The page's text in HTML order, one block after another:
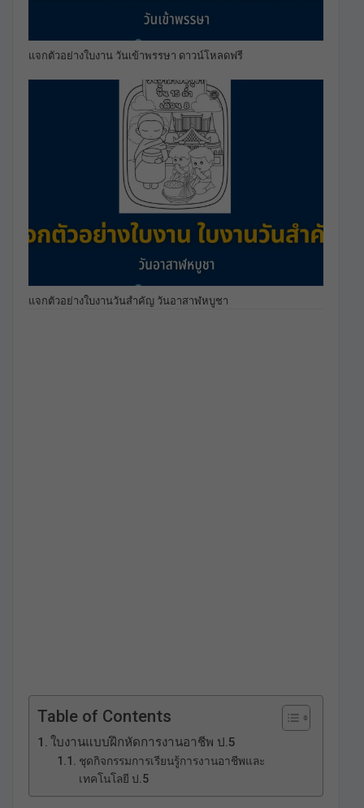
แจกตัวอย่างใบงาน วันเข้าพรรษา ดาวน์โหลดฟรี
แจกตัวอย่างใบงานวันสำคัญ วันอาสาฬหบูชา
Table of Contents
ใบงานแบบฝึกหัดการงานอาชีพ ป.5
ชุดกิจกรรมการเรียนรู้การงานอาชีพและ
เทคโนโลยี ป.5